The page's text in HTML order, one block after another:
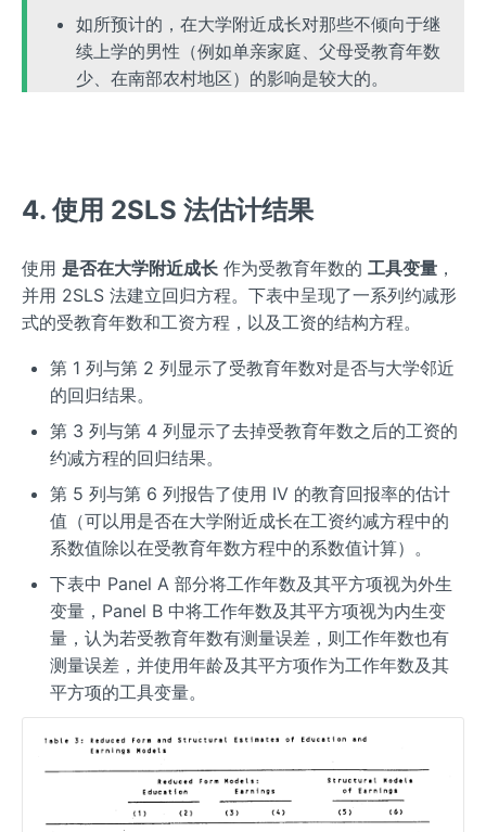
如所预计的，在大学附近成长对那些不倾向于继
续上学的男性（例如单亲家庭、父母受教育年数
少、在南部农村地区）的影响是较大的。
4. 使用 2SLS 法估计结果
使用 是否在大学附近成长 作为受教育年数的 工具变量 ，
并用 2SLS 法建立回归方程。下表中呈现了一系列约减形
式的受教育年数和工资方程，以及工资的结构方程。
第 1 列与第 2 列显示了受教育年数对是否与大学邻近
的回归结果。
第 3 列与第 4 列显示了去掉受教育年数之后的工资的
约减方程的回归结果。
第 5 列与第 6 列报告了使用 IV 的教育回报率的估计
值（可以用是否在大学附近成长在工资约减方程中的
系数值除以在受教育年数方程中的系数值计算）。
下表中 Panel A 部分将工作年数及其平方项视为外生
变量，Panel B 中将工作年数及其平方项视为内生变
量，认为若受教育年数有测量误差，则工作年数也有
测量误差，并使用年龄及其平方项作为工作年数及其
平方项的工具变量。